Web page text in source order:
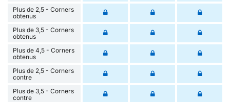
Plus de 2,5 - Corners
obtenus
Plus de 3,5 - Corners
obtenus
Plus de 4,5 - Corners
obtenus
Plus de 2,5 - Corners
contre
Plus de 3,5 - Corners
contre